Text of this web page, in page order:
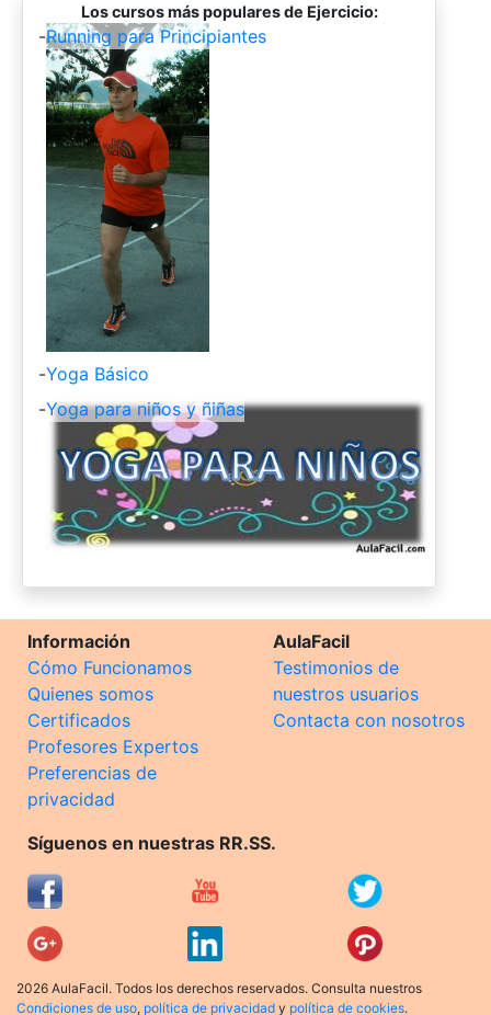
Los cursos más populares de Ejercicio:
-Running para Principiantes
-Yoga Básico
-Yoga para niños y ñiñas
Información
Cómo Funcionamos
Quienes somos
Certificados
Profesores Expertos
Preferencias de
privacidad
AulaFacil
Testimonios de
nuestros usuarios
Contacta con nosotros
Síguenos en nuestras RR.SS.
2026 AulaFacil. Todos los derechos reservados. Consulta nuestros
Condiciones de uso, política de privacidad y política de cookies.